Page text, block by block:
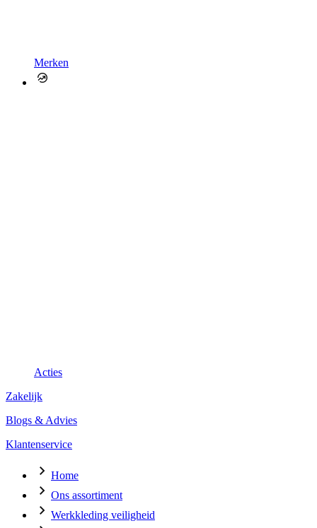
Merken
Acties
Zakelijk
Blogs & Advies
Klantenservice
Home
Ons assortiment
Werkkleding veiligheid